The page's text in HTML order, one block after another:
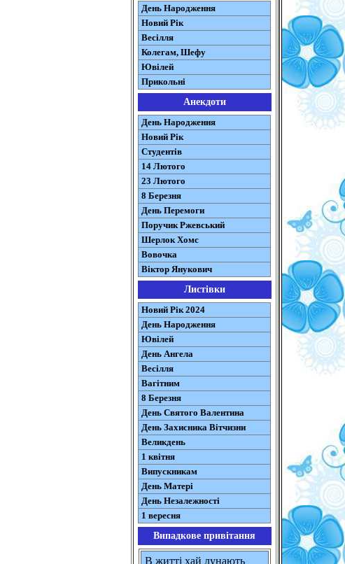
День Народження
Новий Рік
Весілля
Колегам, Шефу
Ювілей
Прикольні
Анекдоти
День Народження
Новий Рік
Студентів
14 Лютого
23 Лютого
8 Березня
День Перемоги
Поручик Ржевський
Шерлок Хомс
Вовочка
Віктор Янукович
Листівки
Новий Рік 2024
День Народження
Ювілей
День Ангела
Весілля
Вагітним
8 Березня
День Святого Валентина
День Захисника Вітчизни
Великдень
1 квітня
Випускникам
День Матері
День Незалежності
1 вересня
Випадкове привітання
В житті хай лунають